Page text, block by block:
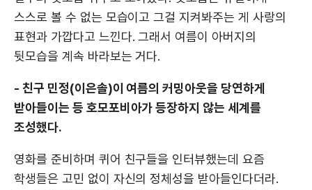
스스로 볼 수 없는 모습이고 그걸 지켜봐주는 게 사랑의
표현과 가깝다고 느낀다. 그래서 여름이 아버지의
뒷모습을 계속 바라보는 거다.
- 친구 민정(이은솔)이 여름의 커밍아웃을 당연하게
받아들이는 등 호모포비아가 등장하지 않는 세계를
조성했다.
영화를 준비하며 퀴어 친구들을 인터뷰했는데 요즘
학생들은 고민 없이 자신의 정체성을 받아들인다더라.